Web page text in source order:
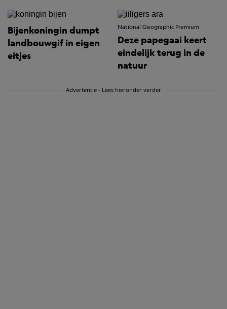
Bijenkoningin dumpt
landbouwgif in eigen
eitjes
National Geographic Premium
Deze papegaai keert
eindelijk terug in de
natuur
Advertentie - Lees hieronder verder